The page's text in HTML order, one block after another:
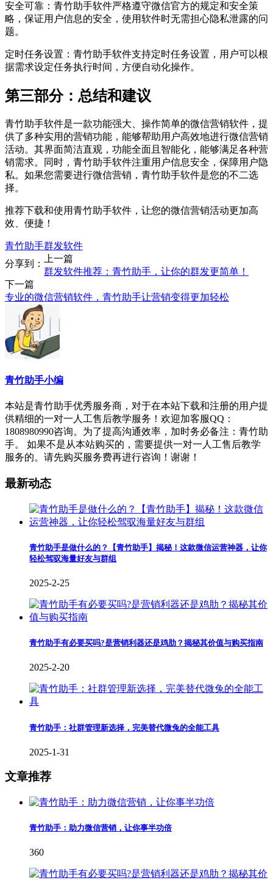
安全可靠：青竹助手软件严格遵守微信官方的规定和安全策
略，保证用户信息的安全，使用软件时无需担心隐私泄露的问
题。
定时任务设置：青竹助手软件支持定时任务设置，用户可以根
据需求设定任务执行时间，方便自动化操作。
第三部分：总结和建议
青竹助手软件是一款功能强大、操作简单的微信营销软件，提
供了多种实用的营销功能，能够帮助用户高效地进行微信营销
活动。其界面简洁直观，功能全面且智能化，能够满足各种营
销需求。同时，青竹助手软件注重用户信息安全，保障用户隐
私。如果您需要进行微信营销，青竹助手软件是您的不二选
择。
推荐下载和使用青竹助手软件，让您的微信营销活动更加高
效、便捷！
青竹助手群发软件
分享到：
上一篇
群发软件推荐：青竹助手，让你的群发更简单！
下一篇
专业的微信营销软件，青竹助手让营销变得更加轻松
青竹助手小编
本站是青竹助手优秀服务商，对于在本站下载和注册的用户提
供精细的一对一人工售后教学服务！欢迎加客服QQ：
1808980990咨询。为了提高沟通效率，加时务必备注：青竹助
手。 如果不是从本站购买的，需要提供一对一人工售后教学
服务的。请先购买服务费再进行咨询！谢谢！
最新动态
青竹助手是做什么的？【青竹助手】揭秘！这款微信运营神器，让你
轻松驾驭海量好友与群组
2025-2-25
青竹助手有必要买吗?是营销利器还是鸡肋？揭秘其价值与购买指南
2025-2-20
青竹助手：社群管理新选择，完美替代微兔的全能工具
2025-1-31
文章推荐
青竹助手：助力微信营销，让你事半功倍
360